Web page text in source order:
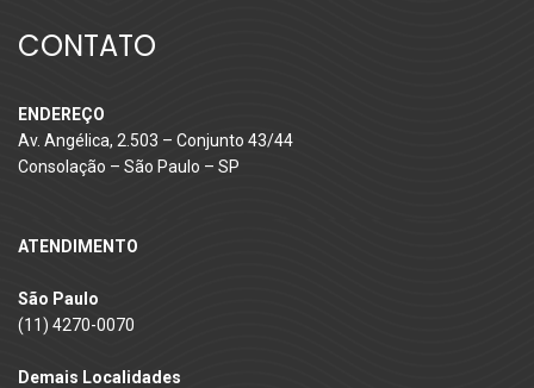
CONTATO
ENDEREÇO
Av. Angélica, 2.503 – Conjunto 43/44
Consolação – São Paulo – SP
ATENDIMENTO
São Paulo
(11) 4270-0070
Demais Localidades